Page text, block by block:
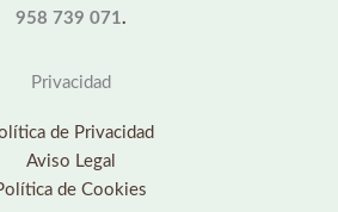
958 739 071.
Privacidad
de Privacidad
Aviso Legal
de Cookies